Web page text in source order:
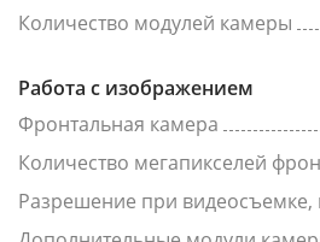
Количество модулей камеры
Работа с изображением
Фронтальная камера
Количество мегапикселей
Разрешение при видеосъемке,